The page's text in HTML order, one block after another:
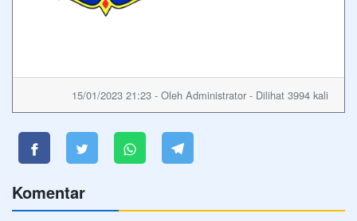
15/01/2023 21:23 - Oleh Administrator - Dilihat 3994 kali
Komentar